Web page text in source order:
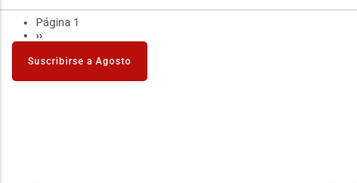
reuniones-
autoridades
Paginación
Página 1
Siguiente
››
Suscribirse a Agosto